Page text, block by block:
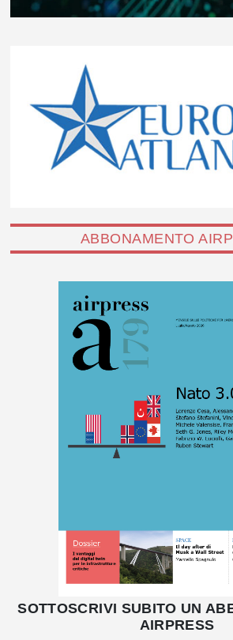
ABBONAMENTO
SOTTOSCRIVI SUBITO UN
AIRPRESS